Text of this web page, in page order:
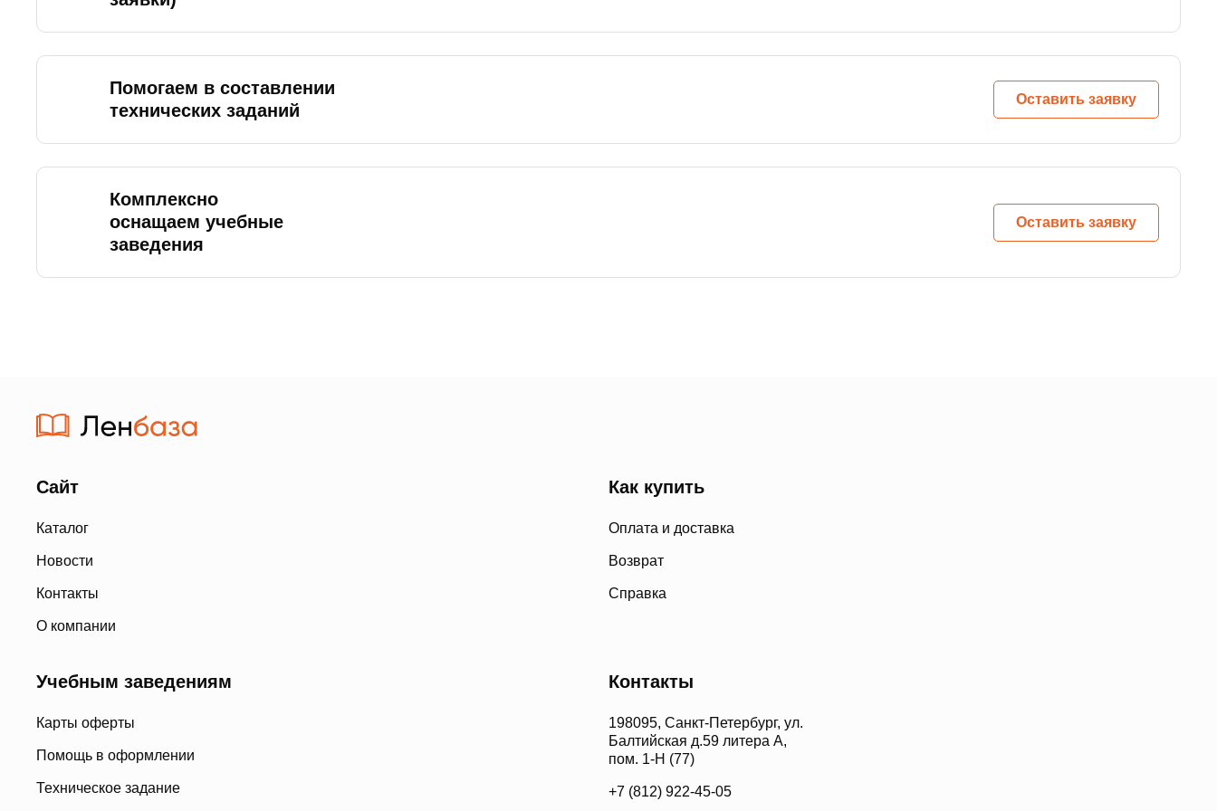
Помогаем в составлении
технических заданий
Оставить заявку
Комплексно
оснащаем учебные
заведения
Оставить заявку
Сайт
Каталог
Новости
Контакты
О компании
Как купить
Оплата и доставка
Возврат
Справка
Учебным заведениям
Карты оферты
Помощь в оформлении
Техническое задание
Контакты
198095, Санкт-Петербург, ул.
Балтийская д.59 литера А,
пом. 1-Н (77)
+7 (812) 922-45-05